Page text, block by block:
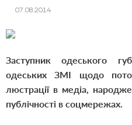
07.08.2014
Заступник одеського
одеських ЗМІ щодо
люстрації в медіа,
публічності в соцмережах.